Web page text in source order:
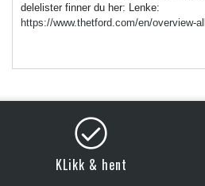
delelister finner du her: Lenke:
https://www.thetford.com/en/overview-
KLikk & hent